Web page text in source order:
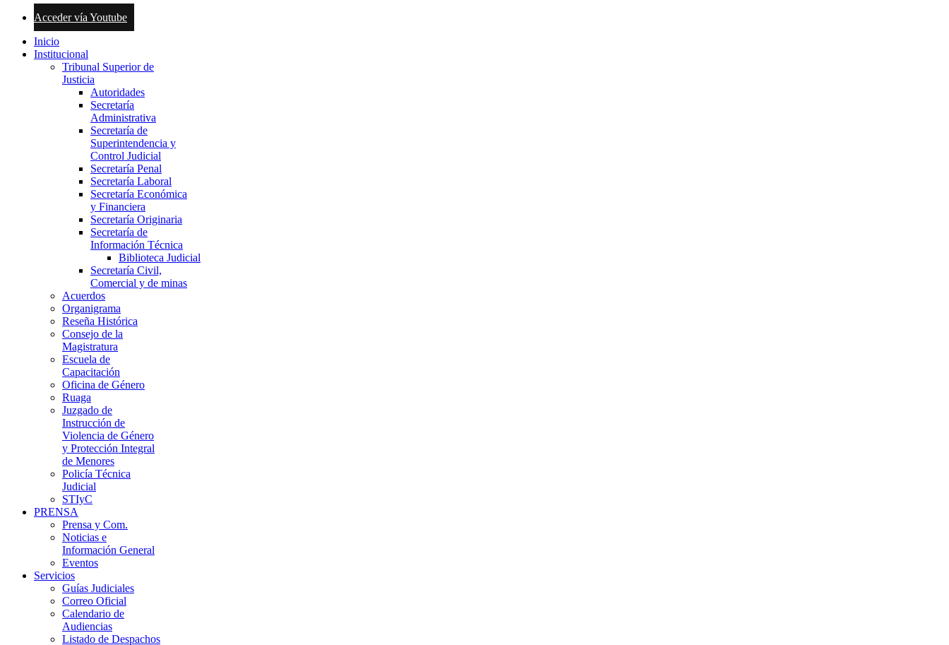
Acceder vía Youtube
Inicio
Institucional
Tribunal Superior de
Justicia
Autoridades
Secretaría
Administrativa
Secretaría de
Superintendencia y
Control Judicial
Secretaría Penal
Secretaría Laboral
Secretaría Económica
y Financiera
Secretaría Originaria
Secretaría de
Información Técnica
Biblioteca Judicial
Secretaría Civil,
Comercial y de minas
Acuerdos
Organigrama
Reseña Histórica
Consejo de la
Magistratura
Escuela de
Capacitación
Oficina de Género
Ruaga
Juzgado de
Instrucción de
Violencia de Género
y Protección Integral
de Menores
Policía Técnica
Judicial
STIyC
PRENSA
Prensa y Com.
Noticias e
Información General
Eventos
Servicios
Guías Judiciales
Correo Oficial
Calendario de
Audiencias
Listado de Despachos